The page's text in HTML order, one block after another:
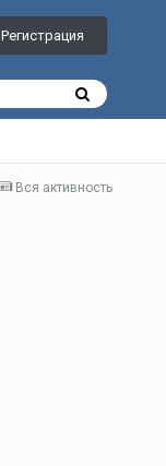
Регистрация
Вся активность